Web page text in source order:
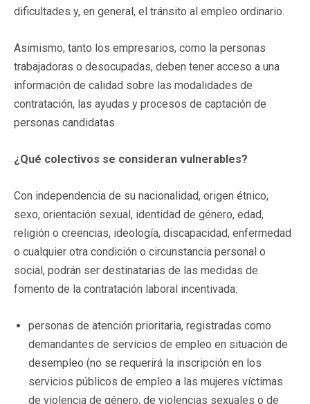
dificultades y, en general, el tránsito al empleo ordinario.
Asimismo, tanto los empresarios, como la personas
trabajadoras o desocupadas, deben tener acceso a una
información de calidad sobre las modalidades de
contratación, las ayudas y procesos de captación de
personas candidatas.
¿Qué colectivos se consideran vulnerables?
Con independencia de su nacionalidad, origen étnico,
sexo, orientación sexual, identidad de género, edad,
religión o creencias, ideología, discapacidad, enfermedad
o cualquier otra condición o circunstancia personal o
social, podrán ser destinatarias de las medidas de
fomento de la contratación laboral incentivada:
personas de atención prioritaria, registradas como
demandantes de servicios de empleo en situación de
desempleo (no se requerirá la inscripción en los
servicios públicos de empleo a las mujeres víctimas
de violencia de género, de violencias sexuales o de